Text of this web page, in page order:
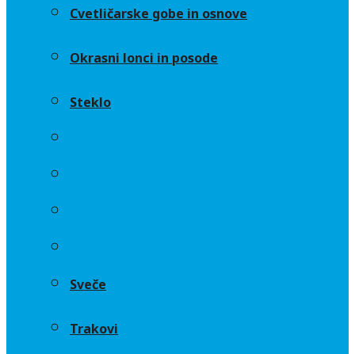
Cvetličarske gobe in osnove
Okrasni lonci in posode
Steklo
Sveče
Trakovi